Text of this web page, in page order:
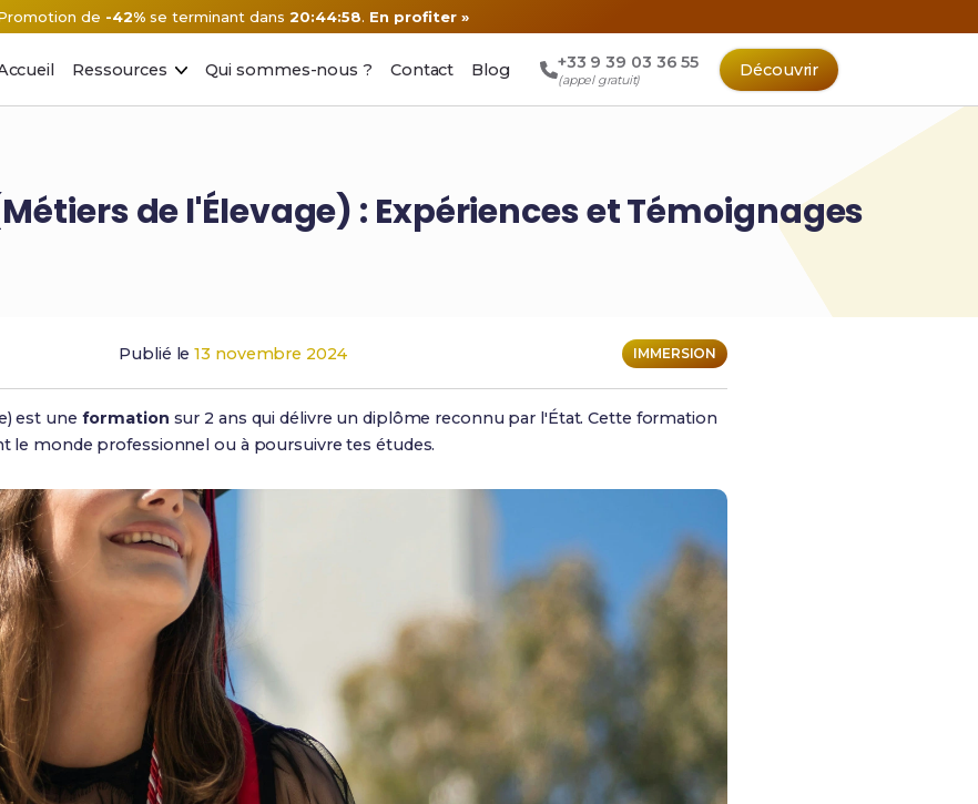
de -42% se terminant dans20:44:57. En profiter »
Ressources Qui sommes-nous ? Contact Blog +33 9 39 03 36 55
(appel gratuit)
Découvrir
de l'Élevage) : Expériences et Témoignages
Publié le13 novembre 2024 IMMERSION
est une formation sur 2 ans qui délivre un diplôme reconnu par l'État. Cette formation
le monde professionnel ou à poursuivre tes études.